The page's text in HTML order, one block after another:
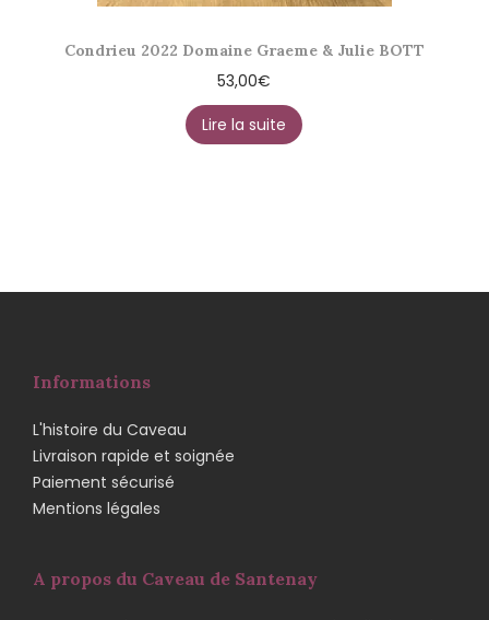
Condrieu 2022 Domaine Graeme & Julie BOTT
53,00€
Lire la suite
Informations
L'histoire du Caveau
Livraison rapide et soignée
Paiement sécurisé
Mentions légales
A propos du Caveau de Santenay